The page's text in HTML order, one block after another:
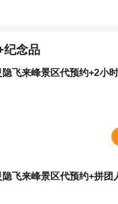
纪念品
隐飞来峰景区代预约+2小
隐飞来峰景区代预约+拼团